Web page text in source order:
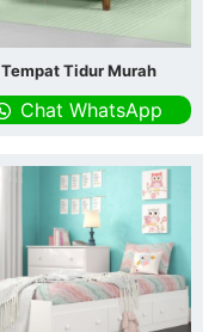
Tempat Tidur Murah
Chat WhatsApp